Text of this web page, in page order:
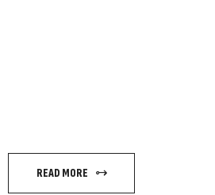
READ MORE